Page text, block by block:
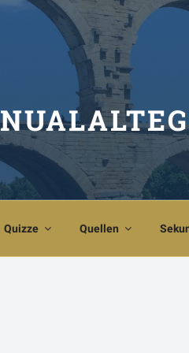
Quizze Quellen